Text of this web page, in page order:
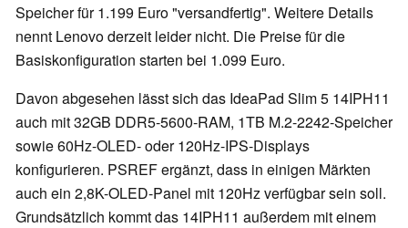
Speicher für 1.199 Euro "versandfertig". Weitere Details
nennt Lenovo derzeit leider nicht. Die Preise für die
Basiskonfiguration starten bei 1.099 Euro.
Davon abgesehen lässt sich das IdeaPad Slim 5 14IPH11
auch mit 32GB DDR5-5600-RAM, 1TB M.2-2242-Speicher
sowie 60Hz-OLED- oder 120Hz-IPS-Displays
konfigurieren. PSREF ergänzt, dass in einigen Märkten
auch ein 2,8K-OLED-Panel mit 120Hz verfügbar sein soll.
Grundsätzlich kommt das 14IPH11 außerdem mit einem